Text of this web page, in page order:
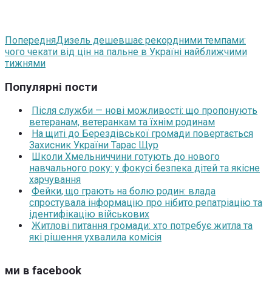
ПопередняДизель дешевшає рекордними темпами:
чого чекати від цін на пальне в Україні найближчими
тижнями
Популярні пости
Після служби — нові можливості: що пропонують
ветеранам, ветеранкам та їхнім родинам
На щиті до Берездівської громади повертається
Захисник України Тарас Щур
Школи Хмельниччини готують до нового
навчального року: у фокусі безпека дітей та якісне
харчування
Фейки, що грають на болю родин: влада
спростувала інформацію про нібито репатріацію та
ідентифікацію військових
Житлові питання громади: хто потребує житла та
які рішення ухвалила комісія
ми в facebook